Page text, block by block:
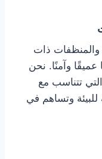
والمنظفات ذات
عميقًا وآمنًا. نحن
التي تتناسب مع
للبيئة وتساهم في